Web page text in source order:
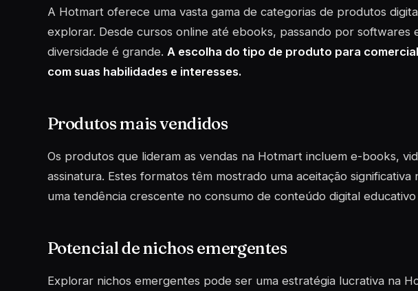
A Hotmart oferece uma vasta gama de categorias de produtos
explorar. Desde cursos onlineaté ebooks, passando por softwares
diversidade é grande. A escolha do tipo de produto para
com suas habilidades e interesses.
Produtos mais vendidos
Os produtos que lideram as vendas na Hotmart incluem e-books,
assinatura. Estes formatos têm mostrado uma aceitação
uma tendência crescente no consumo de conteúdo digital
Potencial de nichos emergentes
Explorar nichos emergentes pode ser uma estratégia lucrativa na